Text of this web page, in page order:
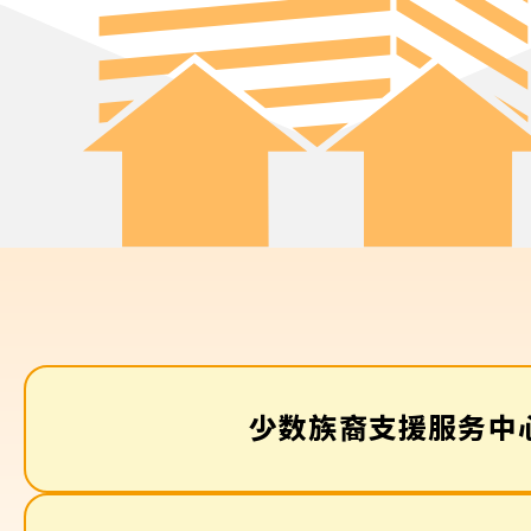
少数族裔支援服务中